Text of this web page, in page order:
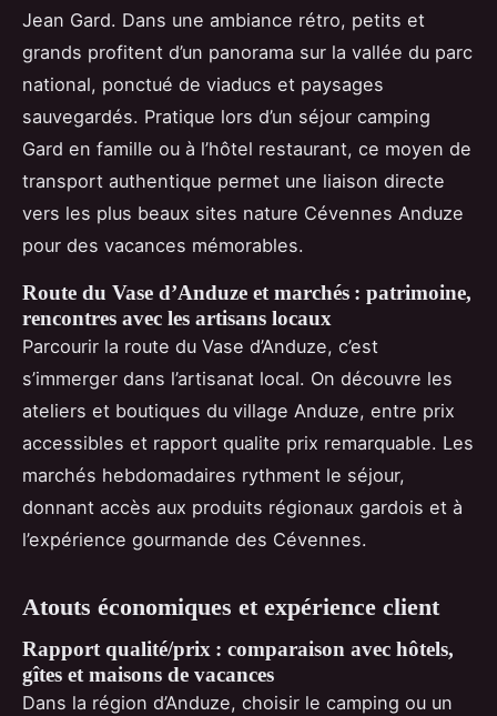
Jean Gard. Dans une ambiance rétro, petits et
grands profitent d’un panorama sur la vallée du parc
national, ponctué de viaducs et paysages
sauvegardés. Pratique lors d’un séjour camping
Gard en famille ou à l’hôtel restaurant, ce moyen de
transport authentique permet une liaison directe
vers les plus beaux sites nature Cévennes Anduze
pour des vacances mémorables.
Route du Vase d’Anduze et marchés : patrimoine,
rencontres avec les artisans locaux
Parcourir la route du Vase d’Anduze, c’est
s’immerger dans l’artisanat local. On découvre les
ateliers et boutiques du village Anduze, entre prix
accessibles et rapport qualite prix remarquable. Les
marchés hebdomadaires rythment le séjour,
donnant accès aux produits régionaux gardois et à
l’expérience gourmande des Cévennes.
Atouts économiques et expérience client
Rapport qualité/prix : comparaison avec hôtels,
gîtes et maisons de vacances
Dans la région d’Anduze, choisir le camping ou un